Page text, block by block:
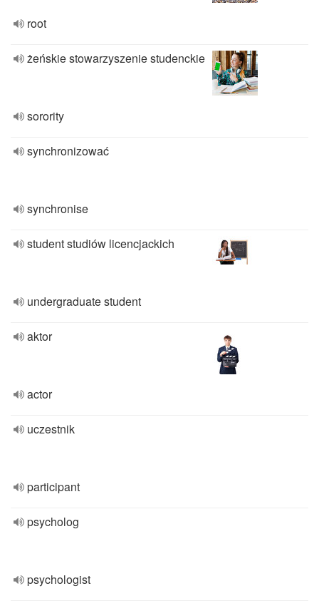
root
żeńskie stowarzyszenie studenckie
sorority
synchronizować
synchronise
student studiów licencjackich
undergraduate student
aktor
actor
uczestnik
participant
psycholog
psychologist